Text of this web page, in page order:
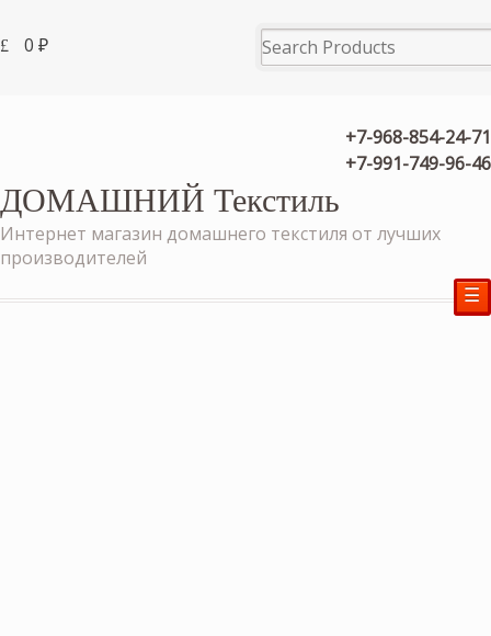
0 ₽
+7-968-854-24-71
+7-991-749-96-46
ДОМАШНИЙ Текстиль
Интернет магазин домашнего текстиля от лучших
производителей
☰